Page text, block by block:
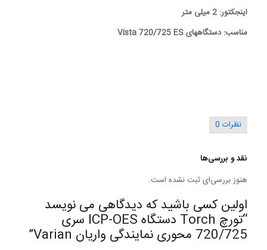
اینجکتور: 2 میلی متر
مناسب: دستگاههای Vista 720/725 ES
نظرات 0
نقد و بررسی‌ها
هنوز بررسی‌ای ثبت نشده است.
اولین کسی باشید که دیدگاهی می نویسد
“تورچ Torch دستگاه ICP-OES سری
720/725 محوری نمایندگی واریان Varian”